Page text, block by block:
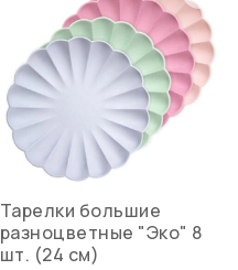
Тарелки большие
разноцветные "Эко" 8
шт. (24 см)